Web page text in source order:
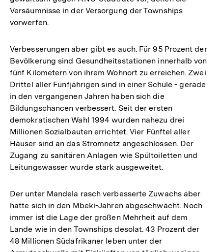
Versäumnisse in der Versorgung der Townships
vorwerfen.
Verbesserungen aber gibt es auch. Für 95 Prozent der
Bevölkerung sind Gesundheitsstationen innerhalb von
fünf Kilometern von ihrem Wohnort zu erreichen. Zwei
Drittel aller Fünfjährigen sind in einer Schule - gerade
in den vergangenen Jahren haben sich die
Bildungschancen verbessert. Seit der ersten
demokratischen Wahl 1994 wurden nahezu drei
Millionen Sozialbauten errichtet. Vier Fünftel aller
Häuser sind an das Stromnetz angeschlossen. Der
Zugang zu sanitären Anlagen wie Spültoiletten und
Leitungswasser wurde stark ausgeweitet.
Der unter Mandela rasch verbesserte Zuwachs aber
hatte sich in den Mbeki-Jahren abgeschwächt. Noch
immer ist die Lage der großen Mehrheit auf dem
Lande wie in den Townships desolat. 43 Prozent der
48 Millionen Südafrikaner leben unter der